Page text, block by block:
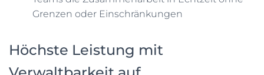
Grenzen oder Einschränkungen
Höchste Leistung mit